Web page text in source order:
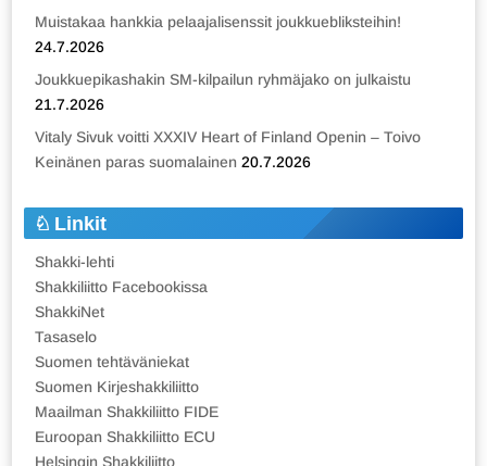
Muistakaa hankkia pelaajalisenssit joukkuebliksteihin!
24.7.2026
Joukkuepikashakin SM-kilpailun ryhmäjako on julkaistu
21.7.2026
Vitaly Sivuk voitti XXXIV Heart of Finland Openin – Toivo
Keinänen paras suomalainen 20.7.2026
Linkit
Shakki-lehti
Shakkiliitto Facebookissa
ShakkiNet
Tasaselo
Suomen tehtäväniekat
Suomen Kirjeshakkiliitto
Maailman Shakkiliitto FIDE
Euroopan Shakkiliitto ECU
Helsingin Shakkiliitto